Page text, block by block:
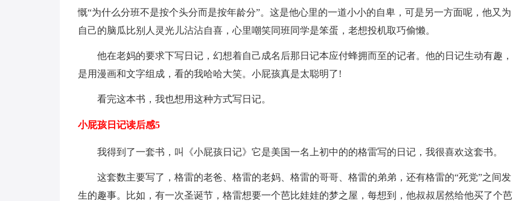
慨“为什么分班不是按个头分而是按年龄分”。这是他心里的一道小小的自卑，可是另一方面呢，他又为
自己的脑瓜比别人灵光儿沾沾自喜，心里嘲笑同班同学是笨蛋，老想投机取巧偷懒。
他在老妈的要求下写日记，幻想着自己成名后那日记本应付蜂拥而至的记者。他的日记生动有趣，
是用漫画和文字组成，看的我哈哈大笑。小屁孩真是太聪明了!
看完这本书，我也想用这种方式写日记。
小屁孩日记读后感5
我得到了一套书，叫《小屁孩日记》它是美国一名上初中的的格雷写的日记，我很喜欢这套书。
这套数主要写了，格雷的老爸、格雷的老妈、格雷的哥哥、格雷的弟弟，还有格雷的“死党”之间发
生的趣事。比如，有一次圣诞节，格雷想要一个芭比娃娃的梦之屋，每想到，他叔叔居然给他买了个芭